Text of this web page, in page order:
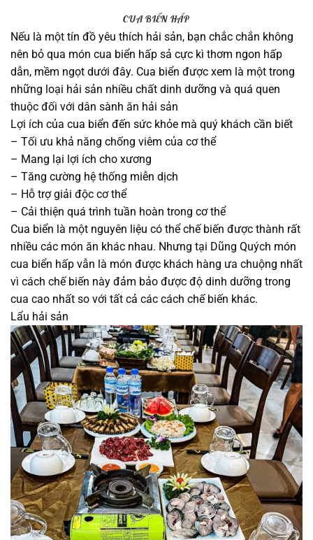
CUA BIỂN HẤP
Nếu là một tín đồ yêu thích hải sản, bạn chắc chắn không
nên bỏ qua món cua biển hấp sả cực kì thơm ngon hấp
dẫn, mềm ngọt dưới đây. Cua biển được xem là một trong
những loại hải sản nhiều chất dinh dưỡng và quá quen
thuộc đối với dân sành ăn hải sản
Lợi ích của cua biển đến sức khỏe mà quý khách cần biết
– Tối ưu khả năng chống viêm của cơ thể
– Mang lại lợi ích cho xương
– Tăng cường hệ thống miễn dịch
– Hỗ trợ giải độc cơ thể
– Cải thiện quá trình tuần hoàn trong cơ thể
Cua biển là một nguyên liệu có thể chế biến được thành rất
nhiều các món ăn khác nhau. Nhưng tại Dũng Quých món
cua biển hấp vẫn là món được khách hàng ưa chuộng nhất
vì cách chế biến này đảm bảo được độ dinh dưỡng trong
cua cao nhất so với tất cả các cách chế biến khác.
Lẩu hải sản